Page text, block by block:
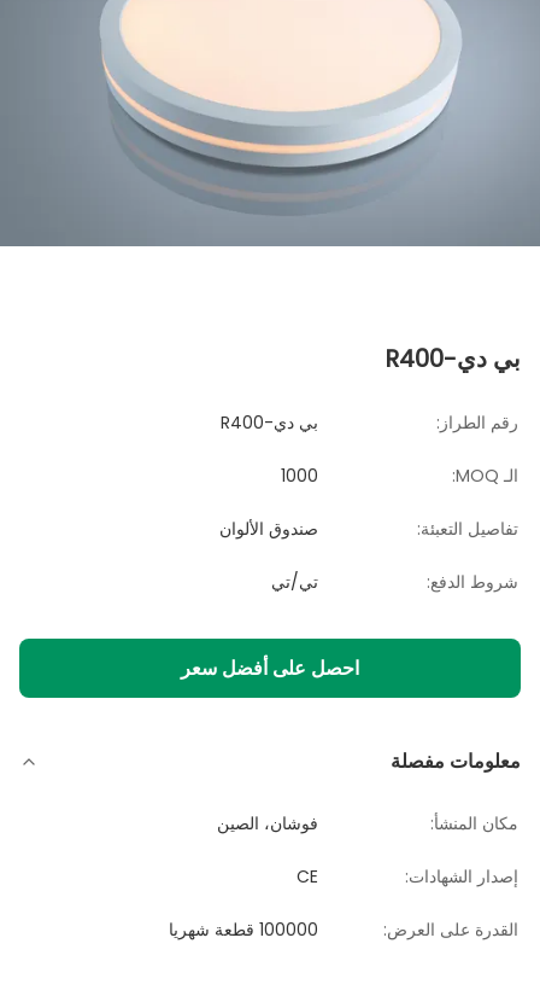
بي دي-R400
رقم الطراز: بي دي-R400
الـ MOQ: 1000
تفاصيل التعبئة: صندوق الألوان
شروط الدفع: تي/تي
احصل على أفضل سعر
معلومات مفصلة
مكان المنشأ: فوشان، الصين
إصدار الشهادات: CE
القدرة على العرض: 100000 قطعة شهريا